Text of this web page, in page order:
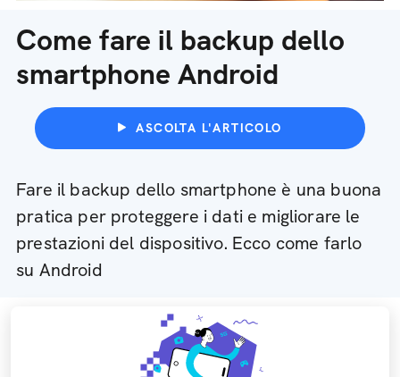
Come fare il backup dello
smartphone Android
ASCOLTA L'ARTICOLO
Fare il backup dello smartphone è una buona
pratica per proteggere i dati e migliorare le
prestazioni del dispositivo. Ecco come farlo
su Android